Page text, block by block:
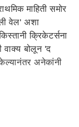
माहिती समोर
वेल' अशा
क्रिकेटर्सना
वाक्य बोलून 'द
अनेकांनी